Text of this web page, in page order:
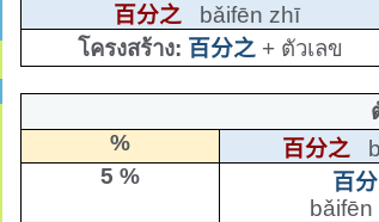
百分之
bǎifēn zhī
โครงสร้าง: 百分之 + ตัวเลข
%
百分之
5 %
百